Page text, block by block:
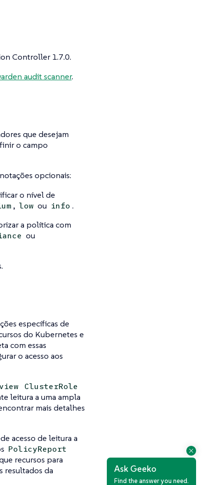
Ask Geeko
Find the answer you need.
Controller 1.7.0.
audit scanner.
que desejam
o campo
opcionais:
o nível de
, low ou info .
a política com
ou
específicas de
do Kubernetes e
com essas
o acesso aos
view ClusterRole
leitura a uma ampla
mais detalhes
acesso de leitura a
PolicyReport
recursos para
resultados da